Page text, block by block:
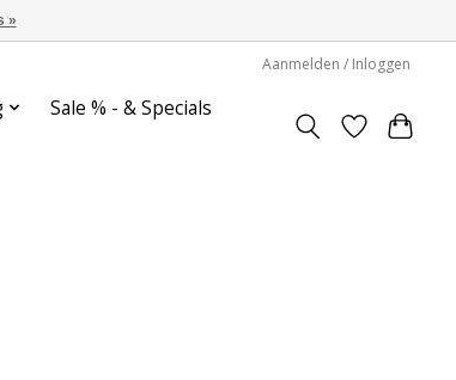
Aanmelden / Inloggen
Sale % - & Specials
»